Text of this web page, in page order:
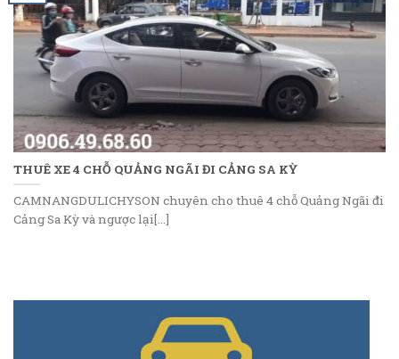
THUÊ XE 4 CHỖ QUẢNG NGÃI ĐI CẢNG SA KỲ
CAMNANGDULICHYSON chuyên cho thuê 4 chỗ Quảng Ngãi đi
Cảng Sa Kỳ và ngược lại[...]